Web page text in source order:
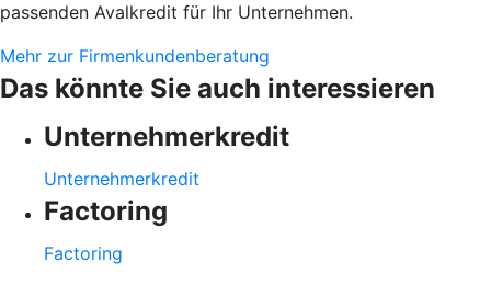
passenden Avalkredit für Ihr Unternehmen.
Mehr zur Firmenkundenberatung
Das könnte Sie auch interessieren
Unternehmerkredit
Unternehmerkredit
Factoring
Factoring